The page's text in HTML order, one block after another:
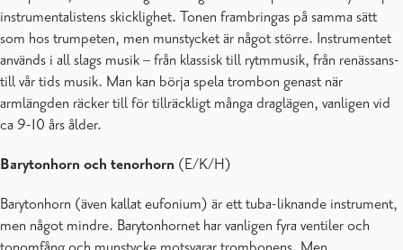
instrumentalistens skicklighet. Tonen frambringas på samma sätt
som hos trumpeten, men munstycket är något större. Instrumentet
används i all slags musik – från klassisk till rytmmusik, från renässans-
till vår tids musik. Man kan börja spela trombon genast när
armlängden räcker till för tillräckligt många draglägen, vanligen vid
ca 9-10 års ålder.
Barytonhorn och tenorhorn (E/K/H)
Barytonhorn (även kallat eufonium) är ett tuba-liknande instrument,
men något mindre. Barytonhornet har vanligen fyra ventiler och